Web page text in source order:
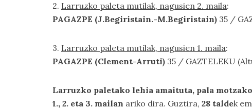
2. Larruzko paleta mutilak, nagusien 2. maila:
PAGAZPE (J.Begiristain.-M.Begiristain) 35 /
3. Larruzko paleta mutilak, nagusien 1. maila:
PAGAZPE (Clement-Arruti) 35 / GAZTELEKU
Larruzko paletako lehia amaituta, pala
1., 2. eta 3. mailan ariko dira. Guztira, 28 taldek